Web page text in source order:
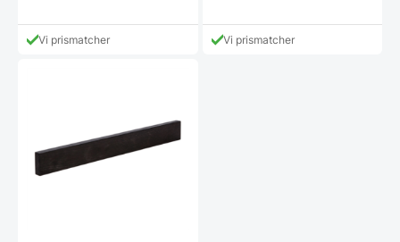
var:
1.499,95 DKK.
aktuelle
prisVi prismatcher Vi prismatcher